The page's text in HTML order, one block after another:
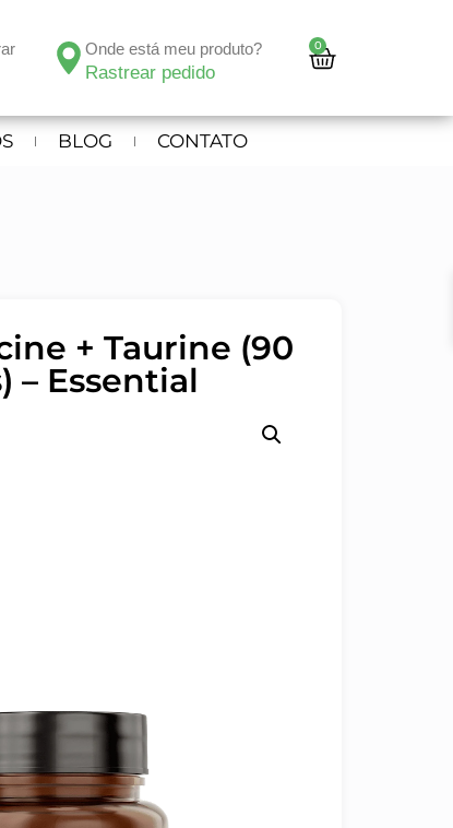
Onde está meu produto?
Rastrear pedido
0
BLOG CONTATO
+ Taurine (90
– Essential